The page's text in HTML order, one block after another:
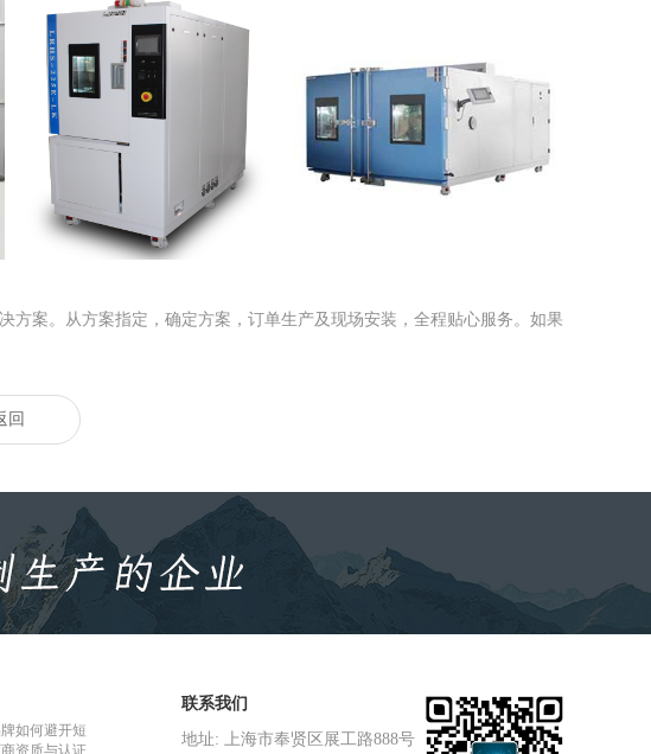
快速温变试验箱|快速温度 大型快速温度变化试验箱
案。从方案指定，确定方案，订单生产及现场安装，全程贴心服务。如果
回
如何避开短
联系我们
地址: 上海市奉贤区展工路888号